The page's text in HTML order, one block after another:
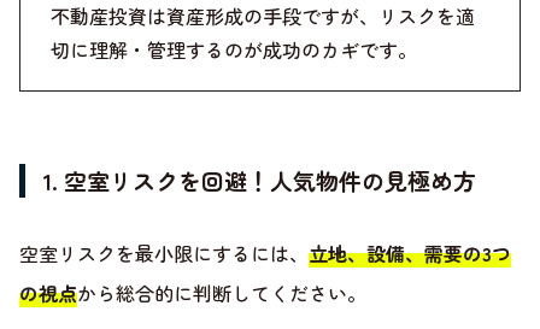
不動産投資は資産形成の手段ですが、リスクを適
切に理解・管理するのが成功のカギです。
1. 空室リスクを回避！人気物件の見極め方
空室リスクを最小限にするには、 立地、設備、需要の3つ
の視点から総合的に判断してください。